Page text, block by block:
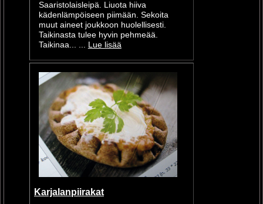
Saaristolaisleipä. Liuota hiiva
kädenlämpöiseen piimään. Sekoita
muut aineet joukkoon huolellisesti.
Taikinasta tulee hyvin pehmeää.
Taikinaa... ... Lue lisää
Karjalanpiirakat